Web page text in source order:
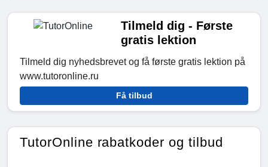
Tilmeld dig - Første
gratis lektion
Tilmeld dig nyhedsbrevet og få første gratis lektion på
www.tutoronline.ru
Få tilbud
TutorOnline rabatkoder og tilbud